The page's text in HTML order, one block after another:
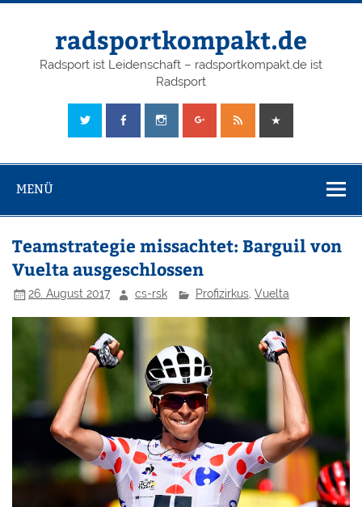
radsportkompakt.de
Radsport ist Leidenschaft – radsportkompakt.de ist
Radsport
MENÜ
Teamstrategie missachtet: Barguil von
Vuelta ausgeschlossen
26. August 2017 cs-rsk Profizirkus, Vuelta